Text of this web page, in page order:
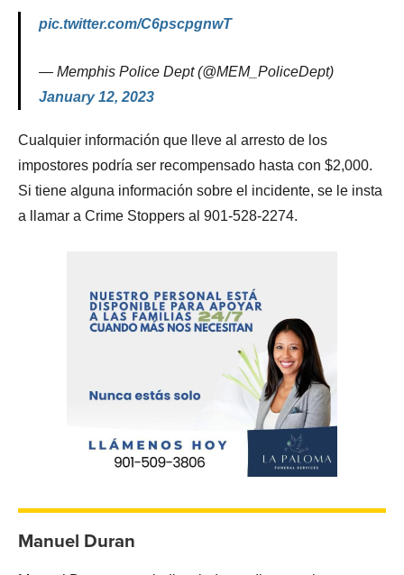
pic.twitter.com/C6pscpgnwT
— Memphis Police Dept (@MEM_PoliceDept)
January 12, 2023
Cualquier información que lleve al arresto de los
impostores podría ser recompensado hasta con $2,000.
Si tiene alguna información sobre el incidente, se le insta
a llamar a Crime Stoppers al 901-528-2274.
Manuel Duran